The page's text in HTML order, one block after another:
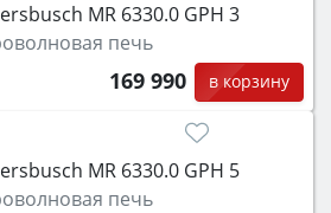
MR 6330.0 GPH 3
печь
169 990 в корзину
MR 6330.0 GPH 5
печь